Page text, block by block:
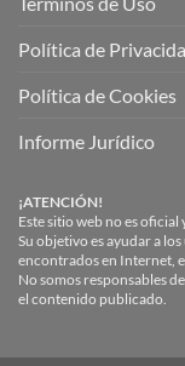
Política de
Política de Cookies
Informe Jurídico
¡ATENCIÓN!
Este sitio web no es
Su objetivo es ayudar a
encontrados en Internet,
No somos responsables
el contenido publicado.